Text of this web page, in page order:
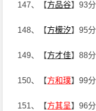
147、【方品谷】93分
148、【方檬汐】95分
149、【方才佳】88分
150、【方和璞】99分
151、【方其呈】96分